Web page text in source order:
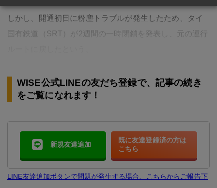
しかし、開通初日に粉塵トラブルが発生したため、タイ
国有鉄道（SRT）が2週間の一時閉鎖を発表し、元の運行
WISE公式LINEの友だち登録で、記事の続き
をご覧になれます！
新規友達追加
既に友達登録済の方は
こちら
LINE友達追加ボタンで問題が発生する場合、こちらからご報告下